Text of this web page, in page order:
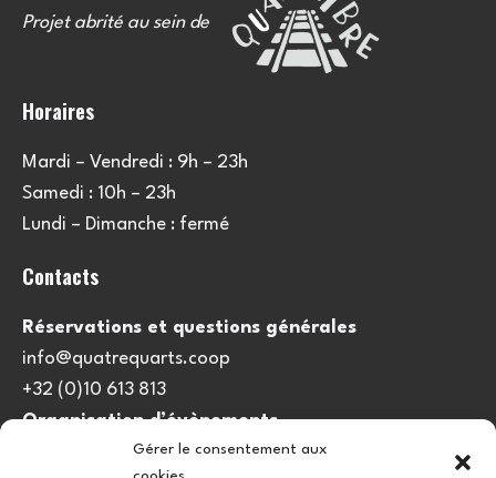
Gérer le consentement aux
Projet abrité au sein de
Horaires
Mardi – Vendredi : 9h – 23h
Samedi : 10h – 23h
Lundi – Dimanche : fermé
Contacts
Réservations et questions générales
info@quatrequarts.coop
+32 (0)10 613 813
Organisation d’évènements
viedulieu@quatrequarts.coop